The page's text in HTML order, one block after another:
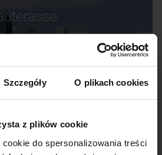
Szczegóły O plikach cookies
z plików cookie
do spersonalizowania treści